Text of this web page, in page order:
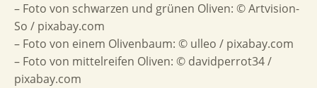
– Foto von schwarzen und grünen Oliven: © Artvision-
So / pixabay.com
– Foto von einem Olivenbaum: © ulleo / pixabay.com
– Foto von mittelreifen Oliven: © davidperrot34 /
pixabay.com